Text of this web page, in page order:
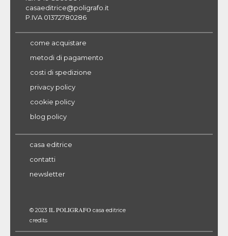
casaeditrice@poligrafo.it
P.IVA 01372780286
come acquistare
metodi di pagamento
costi di spedizione
privacy policy
cookie policy
blog policy
casa editrice
contatti
newsletter
© 2023 IL POLIGRAFO casa editrice
credits